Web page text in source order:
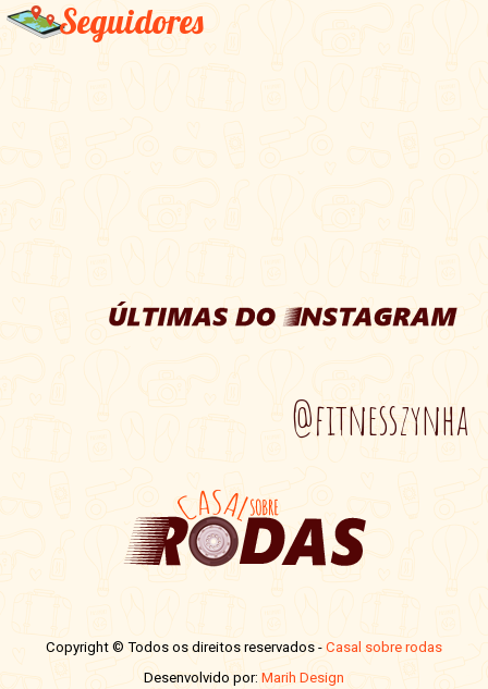
Seguidores
@fitnesszynha
Copyright © Todos os direitos reservados - Casal sobre rodas
Desenvolvido por: Marih Design